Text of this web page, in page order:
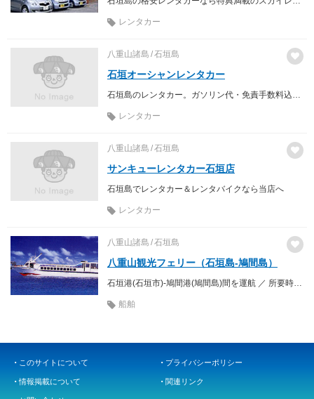
レンタカー
八重山諸島 石垣島
石垣オーシャンレンタカー
レンタカー
八重山諸島 石垣島
サンキューレンタカー石垣店
石垣島でレンタカー＆レンタバイクなら当店へ
レンタカー
八重山諸島 石垣島
八重山観光フェリー（石垣島-鳩間島）
石垣港(石垣市)-鳩間港(鳩間島)間を運航 ／ 所要時間 約40分(上原港経由の場合は約50分)
船舶
このサイトについて プライバシーポリシー
情報掲載について 関連リンク